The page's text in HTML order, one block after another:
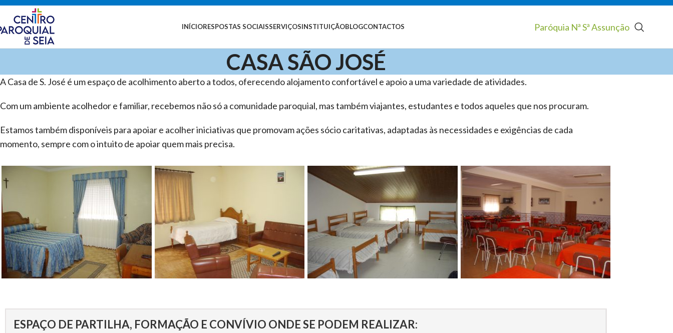
INÍCIORESPOSTAS SOCIAISSERVIÇOSINSTITUIÇÃOBLOGCONTACTOS Paróquia Nª Sª Assunção
CASA SÃO JOSÉ
A Casa de S. José é um espaço de acolhimento aberto a todos, oferecendo alojamento confortável e apoio a uma variedade de atividades.
Com um ambiente acolhedor e familiar, recebemos não só a comunidade paroquial, mas também viajantes, estudantes e todos aqueles que nos procuram.
Estamos também disponíveis para apoiar e acolher iniciativas que promovam ações sócio caritativas, adaptadas às necessidades e exigências de cada
momento, sempre com o intuito de apoiar quem mais precisa.
ESPAÇO DE PARTILHA, FORMAÇÃO E CONVÍVIO ONDE SE PODEM REALIZAR: